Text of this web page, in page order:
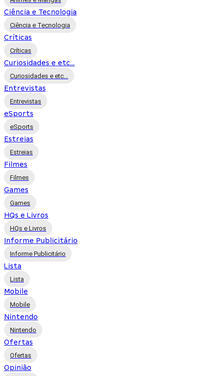
Ciência e Tecnologia
Ciência e Tecnologia
Críticas
Críticas
Curiosidades e etc...
Curiosidades e etc...
Entrevistas
Entrevistas
eSports
eSports
Estreias
Estreias
Filmes
Filmes
Games
Games
HQs e Livros
HQs e Livros
Informe Publicitário
Informe Publicitário
Lista
Lista
Mobile
Mobile
Nintendo
Nintendo
Ofertas
Ofertas
Opinião